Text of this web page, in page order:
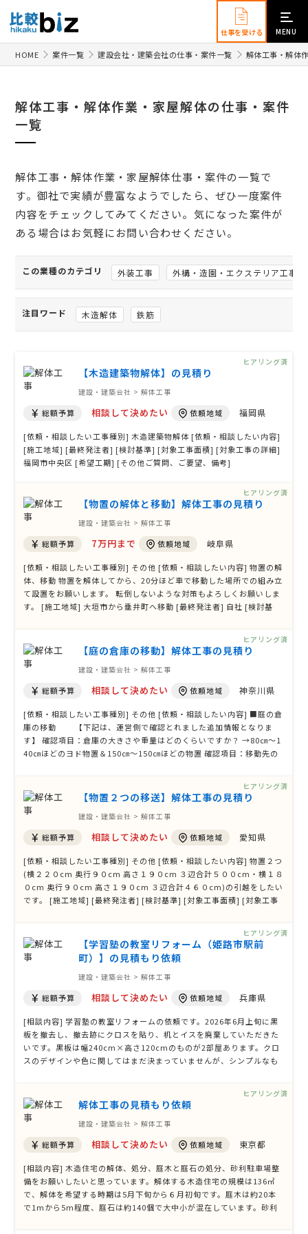
仕事を受ける MENU
HOME 案件一覧 建設会社・建築会社の仕事・案件一覧 解体工事・解体
解体工事・解体作業・家屋解体の仕事・案件
一覧
解体工事・解体作業・家屋解体仕事・案件の一覧で
す。御社で実績が豊富なようでしたら、ぜひ一度案件
内容をチェックしてみてください。気になった案件が
ある場合はお気軽にお問い合わせください。
この業種のカテゴリ 外装工事 外構・造園・エクステリア工事
注目ワード 木造解体 鉄筋
【木造建築物解体】の見積り
建設・建築会社 > 解体工事
総額予算 相談して決めたい 依頼地域 福岡県
[依頼・相談したい工事種別] 木造建築物解体 [依頼・相談したい内容]
[施工地域] [最終発注者] [検討基準] [対象工事面積] [対象工事の詳細]
福岡市中央区 [希望工期] [その他ご質問、ご要望、備考]
ヒアリング済
【物置の解体と移動】解体工事の見積り
建設・建築会社 > 解体工事
総額予算 7万円まで 依頼地域 岐阜県
[依頼・相談したい工事種別] その他 [依頼・相談したい内容] 物置の解
体、移動 物置を解体してから、20分ほど車で移動した場所での組み立
て設置をお願いします。 転倒しないような対策もよろしくお願いしま
す。 [施工地域] 大垣市から垂井町へ移動 [最終発注者] 自社 [検討基
ヒアリング済
【庭の倉庫の移動】解体工事の見積り
建設・建築会社 > 解体工事
総額予算 相談して決めたい 依頼地域 神奈川県
[依頼・相談したい工事種別] その他 [依頼・相談したい内容] ■庭の倉
庫の移動 【下記は、運営側で確認とれました追加情報となりま
す】 確認項目：倉庫の大きさや重量はどのくらいですか？ →80㎝～1
40㎝ほどのヨド物置＆150㎝～150㎝ほどの物置 確認項目：移動先の
終発注者] [ …
ヒアリング済
【物置２つの移送】解体工事の見積り
建設・建築会社 > 解体工事
総額予算 相談して決めたい 依頼地域 愛知県
[依頼・相談したい工事種別] その他 [依頼・相談したい内容] 物置２つ
(横２２０cm 奥行９０cm 高さ１９０cm ３辺合計５００cm・横１８
０cm 奥行９０cm 高さ１９０cm ３辺合計４６０cm)の引越をしたい
です。 [施工地域] [最終発注者] [検討基準] [対象工事面積] [対象工事
場所 …
ヒアリング済
【学習塾の教室リフォーム（姫路市駅前
町）】の見積もり依頼
建設・建築会社 > 解体工事
総額予算 相談して決めたい 依頼地域 兵庫県
[相談内容] 学習塾の教室リフォームの依頼です。2026年6月上旬に黒
板を撤去し、撤去跡にクロスを貼り、机とイスを廃棄していただきた
いです。黒板は幅240cm×高さ120cmのものが2部屋あります。クロ
スのデザインや色に関してはまだ決まっていませんが、シンプルなも
スクリーン1台、モニター1台、ス …
ヒアリング済
解体工事の見積もり依頼
建設・建築会社 > 解体工事
総額予算 相談して決めたい 依頼地域 東京都
[相談内容] 木造住宅の解体、処分、庭木と庭石の処分、砂利駐車場整
備をお願いしたいと思っています。解体する木造住宅の規模は136㎡
で、解体を希望する時期は5月下旬から６月初旬です。庭木は約20本
で1mから5m程度、庭石は約140個で大中小が混在しています。砂利
ヒアリング済